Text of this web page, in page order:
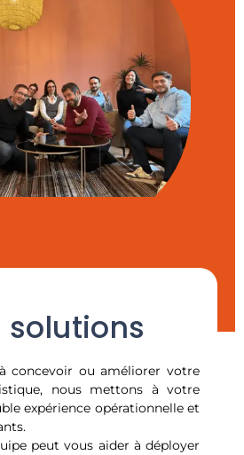
solutions
concevoir ou améliorer votre
nous mettons à votre
expérience opérationnelle et
peut vous aider à déployer